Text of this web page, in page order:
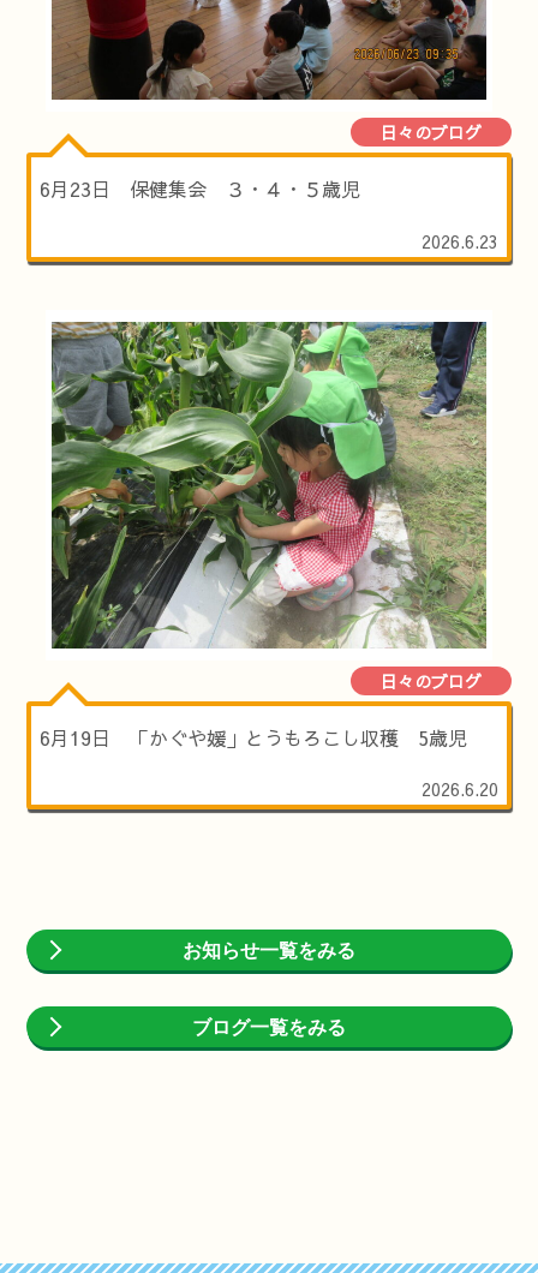
日々のブログ
6月23日 保健集会 ３・４・５歳児
2026.6.23
日々のブログ
6月19日 「かぐや媛」とうもろこし収穫 5歳児
2026.6.20
お知らせ一覧をみる
ブログ一覧をみる